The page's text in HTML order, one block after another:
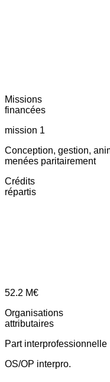
Missions
financées
mission 1
Conception, gestion,
menées paritairement
Crédits
répartis
52.2 M€
Organisations
attributaires
Part interprofessionnelle
OS/OP interpro.